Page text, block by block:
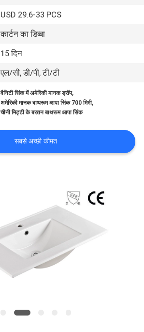
USD 29.6-33 PCS
कार्टन का डिब्बा
15 दिन
एल/सी, डी/पी, टी/टी
वैनिटी सिंक में अमेरिकी मानक ड्रॉप,
अमेरिकी मानक बाथरूम आपा सिंक 700 मिमी,
चीनी मिट्टी के बरतन बाथरूम आपा सिंक
सबसे अच्छी कीमत